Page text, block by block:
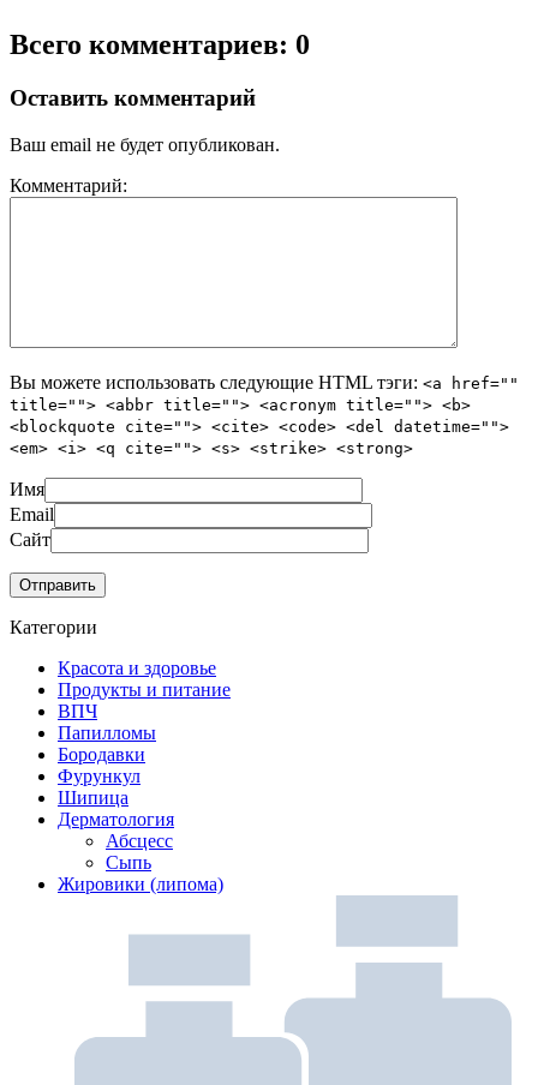
Всего комментариев: 0
Оставить комментарий
Ваш email не будет опубликован.
Комментарий:
Вы можете использовать следующие HTML тэги: <a href=""
title=""> <abbr title=""> <acronym title=""> <b>
<blockquote cite=""> <cite> <code> <del datetime="">
<em> <i> <q cite=""> <s> <strike> <strong>
Имя
Email
Сайт
Категории
Красота и здоровье
Продукты и питание
ВПЧ
Папилломы
Бородавки
Фурункул
Шипица
Дерматология
Абсцесс
Сыпь
Жировики (липома)